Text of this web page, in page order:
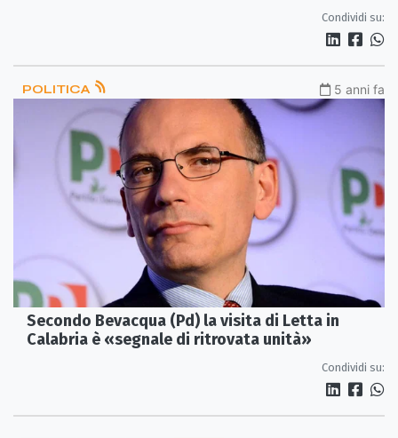
Condividi su:
POLITICA 5 anni fa
Secondo Bevacqua (Pd) la visita di Letta in
Calabria è «segnale di ritrovata unità»
Condividi su: